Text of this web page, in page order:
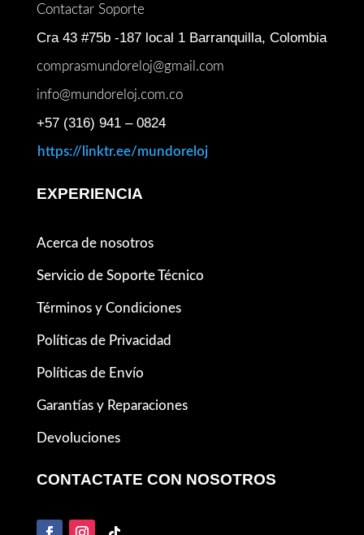
Contactar Soporte
Cra 43 #75b -187 local 1 Barranquilla, Colombia
comprasmundoreloj@gmail.com
info@mundoreloj.com.co
+57 (316) 941 – 0824
https://linktr.ee/mundoreloj
EXPERIENCIA
Acerca de nosotros
Servicio de Soporte Técnico
Términos y Condiciones
Políticas de Privacidad
Políticas de Envío
Garantías y Reparaciones
Devoluciones
CONTACTATE CON NOSOTROS